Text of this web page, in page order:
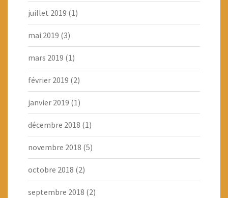
juillet 2019 (1)
mai 2019 (3)
mars 2019 (1)
février 2019 (2)
janvier 2019 (1)
décembre 2018 (1)
novembre 2018 (5)
octobre 2018 (2)
septembre 2018 (2)